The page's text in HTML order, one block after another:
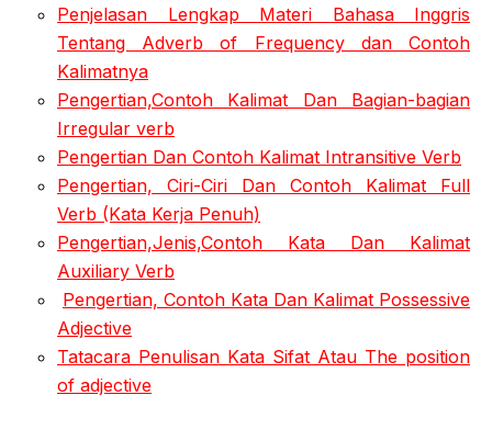
Penjelasan Lengkap Materi Bahasa Inggris
Tentang Adverb of Frequency dan Contoh
Kalimatnya
Pengertian,Contoh Kalimat Dan Bagian-bagian
Irregular verb
Pengertian Dan Contoh Kalimat Intransitive Verb
Pengertian, Ciri-Ciri Dan Contoh Kalimat Full
Verb (Kata Kerja Penuh)
Pengertian,Jenis,Contoh Kata Dan Kalimat
Auxiliary Verb
Pengertian, Contoh Kata Dan Kalimat Possessive
Adjective
Tatacara Penulisan Kata Sifat Atau The position
of adjective